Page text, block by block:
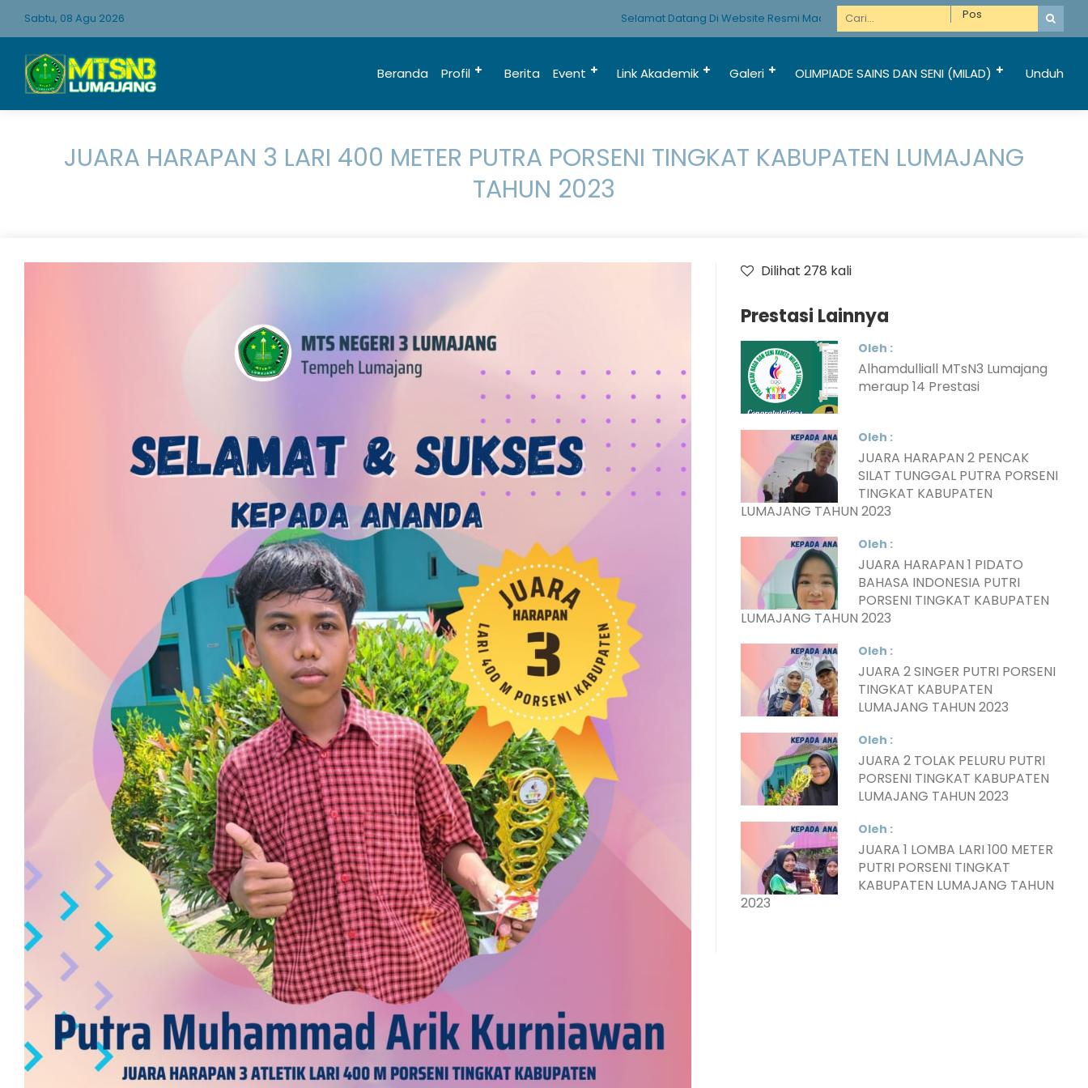
Sabtu, 08 Agu 2026 Selamat Datang Di Website Resmi Madrasah Hebat Bermartabat
Beranda Profil Berita Event Link Akademik Galeri OLIMPIADE SAINS DAN SENI (MILAD) Unduh
JUARA HARAPAN 3 LARI 400 METER PUTRA PORSENI TINGKAT KABUPATEN LUMAJANG
TAHUN 2023
Dilihat 278 kali
Prestasi Lainnya
Oleh :
Alhamdulliall MTsN3 Lumajang
meraup 14 Prestasi
Oleh :
JUARA HARAPAN 2 PENCAK
SILAT TUNGGAL PUTRA PORSENI
TINGKAT KABUPATEN
LUMAJANG TAHUN 2023
Oleh :
JUARA HARAPAN 1 PIDATO
BAHASA INDONESIA PUTRI
PORSENI TINGKAT KABUPATEN
LUMAJANG TAHUN 2023
Oleh :
JUARA 2 SINGER PUTRI PORSENI
TINGKAT KABUPATEN
LUMAJANG TAHUN 2023
Oleh :
JUARA 2 TOLAK PELURU PUTRI
PORSENI TINGKAT KABUPATEN
LUMAJANG TAHUN 2023
Oleh :
JUARA 1 LOMBA LARI 100 METER
PUTRI PORSENI TINGKAT
KABUPATEN LUMAJANG TAHUN
2023